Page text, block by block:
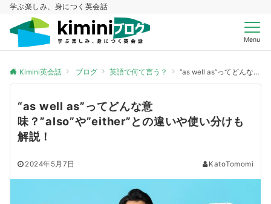
学ぶ楽しみ、身につく英会話
Menu
Kimini英会話 ブログ 英語で何て言う？ “as well as”ってどんな意味？”also”や”either”との違いや使い分けも解説！
“as well as”ってどんな意
味？”also”や”either”との違いや使い分けも
解説！
2024年5月7日 KatoTomomi